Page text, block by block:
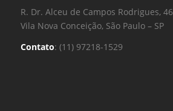
R. Dr. Alceu de Campos Rodrigues, 46
Vila Nova Conceição, São Paulo – SP
Contato: (11) 97218-1529